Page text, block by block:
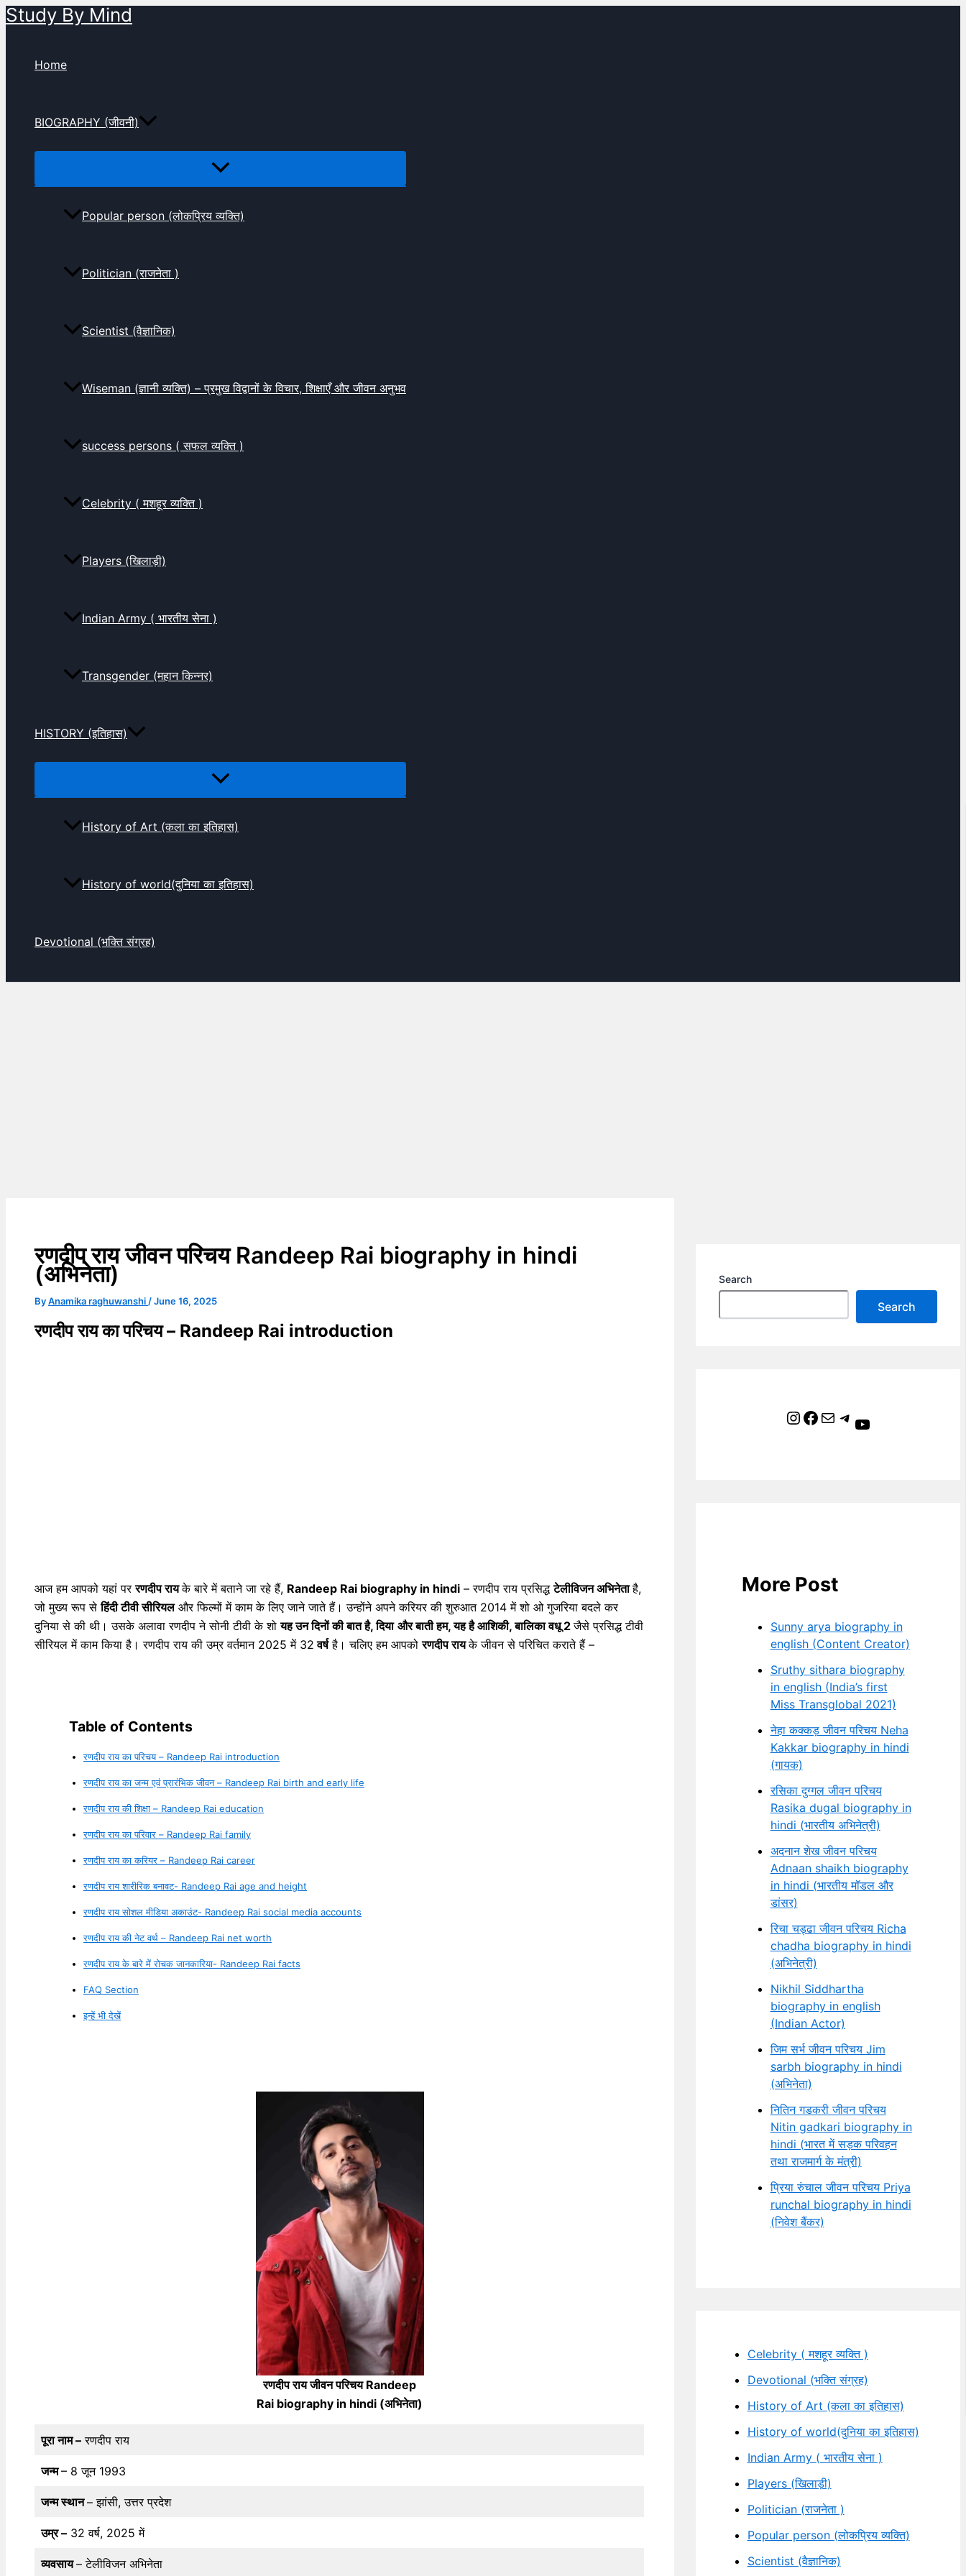
Skip
Study By Mind
Home
BIOGRAPHY (जीवनी)
Popular person (लोकप्रिय व्यक्ति)
Politician (राजनेता )
Scientist (वैज्ञानिक)
Wiseman (ज्ञानी व्यक्ति) – प्रमुख विद्वानों के विचार, शिक्षाएँ और जीवन अनुभव
success persons ( सफल व्यक्ति )
Celebrity ( मशहूर व्यक्ति )
Players (खिलाड़ी)
Indian Army ( भारतीय सेना )
Transgender (महान किन्नर)
HISTORY (इतिहास)
History of Art (कला का इतिहास)
History of world(दुनिया का इतिहास)
Devotional (भक्ति संग्रह)
रणदीप राय जीवन परिचय Randeep Rai biography in hindi
(अभिनेता)
ByAnamika raghuwanshi /June 16, 2025
रणदीप राय का परिचय – Randeep Rai introduction
आज हम आपको यहां पररणदीप रायके बारे में बताने जा रहे हैं, Randeep Rai biography in hindi – रणदीप राय प्रसिद्धटेलीविजन अभिनेताहै,
जो मुख्य रूप सेहिंदी टीवी सीरियलऔर फिल्मों में काम के लिए जाने जाते हैं। उन्होंने अपने करियर की शुरुआत 2014 में शो ओ गुजरिया बदले कर
दुनिया से की थी। उसके अलावा रणदीप ने सोनी टीवी के शोयह उन दिनों की बात है, दिया और बाती हम, यह है आशिकी, बालिका वधू 2जैसे प्रसिद्ध टीवी
सीरियल में काम किया है। रणदीप राय की उम्र वर्तमान 2025 में 32 वर्षहै। चलिए हम आपकोरणदीप रायके जीवन से परिचित कराते हैं –
Table of Contents
रणदीप राय का परिचय – Randeep Rai introduction
रणदीप राय का जन्म एवं प्रारंभिक जीवन – Randeep Rai birth and early life
रणदीप राय की शिक्षा – Randeep Rai education
रणदीप राय का परिवार – Randeep Rai family
रणदीप राय का करियर – Randeep Rai career
रणदीप राय शारीरिक बनावट- Randeep Rai age and height
रणदीप राय सोशल मीडिया अकाउंट- Randeep Rai social media accounts
रणदीप राय की नेट वर्थ – Randeep Rai net worth
रणदीप राय के बारे में रोचक जानकारिया- Randeep Rai facts
FAQ Section
इन्हें भी देखें
रणदीप राय जीवन परिचय Randeep
Rai biography in hindi (अभिनेता)
पूरा नाम – रणदीप राय
जन्म– 8 जून 1993
जन्म स्थान– झांसी, उत्तर प्रदेश
उम्र – 32 वर्ष, 2025 में
व्यवसाय– टेलीविजन अभिनेता
Search
Search
Instagram Facebook Mail Telegram YouTube
More Post
Sunny arya biography in
english (Content Creator)
Sruthy sithara biography
in english (India’s first
Miss Transglobal 2021)
नेहा कक्कड़ जीवन परिचय Neha
Kakkar biography in hindi
(गायक)
रसिका दुग्गल जीवन परिचय
Rasika dugal biography in
hindi (भारतीय अभिनेत्री)
अदनान शेख जीवन परिचय
Adnaan shaikh biography
in hindi (भारतीय मॉडल और
डांसर)
रिचा चड्ढा जीवन परिचय Richa
chadha biography in hindi
(अभिनेत्री)
Nikhil Siddhartha
biography in english
(Indian Actor)
जिम सर्भ जीवन परिचय Jim
sarbh biography in hindi
(अभिनेता)
नितिन गडकरी जीवन परिचय
Nitin gadkari biography in
hindi (भारत में सड़क परिवहन
तथा राजमार्ग के मंत्री)
प्रिया रुंचाल जीवन परिचय Priya
runchal biography in hindi
(निवेश बैंकर)
Celebrity ( मशहूर व्यक्ति )
Devotional (भक्ति संग्रह)
History of Art (कला का इतिहास)
History of world(दुनिया का इतिहास)
Indian Army ( भारतीय सेना )
Players (खिलाड़ी)
Politician (राजनेता )
Popular person (लोकप्रिय व्यक्ति)
Scientist (वैज्ञानिक)